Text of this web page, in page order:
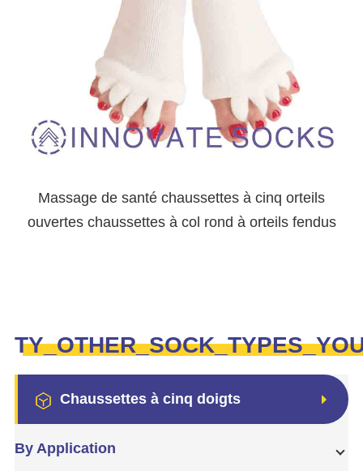
Massage de santé chaussettes à cinq orteils
ouvertes chaussettes à col rond à orteils fendus
Chaussettes à cinq doigts
By Application